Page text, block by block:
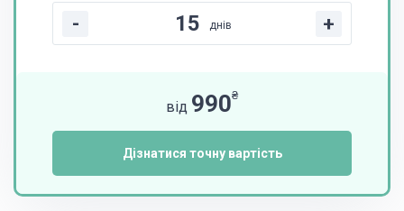
- днів +
від 990₴
Дізнатися точну вартість